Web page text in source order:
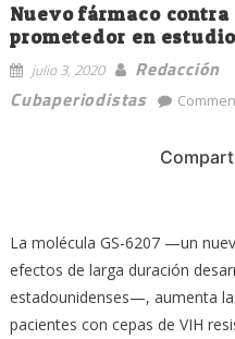
Nuevo fármaco
prometedor en
julio 3, 2020
Redacción
Cubaperiodistas
La molécula GS-6207 —un
efectos de larga duración
estadounidenses—, aumenta
pacientes con cepas de VIH